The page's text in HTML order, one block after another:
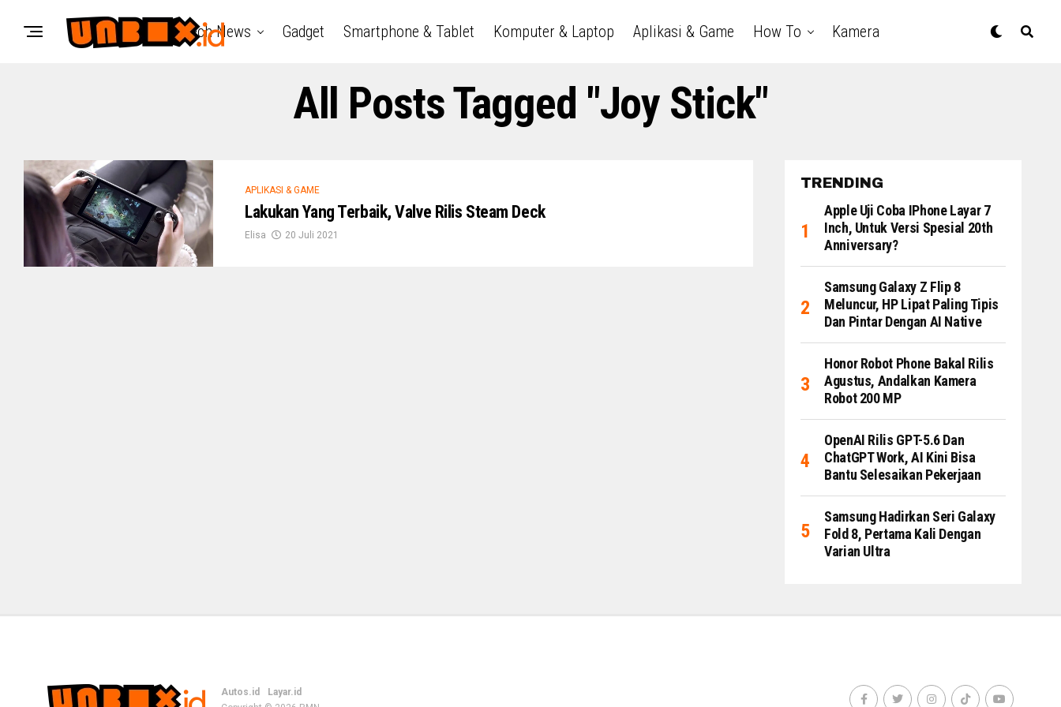
Tech News Gadget Smartphone & Tablet Komputer & Laptop Aplikasi & Game How To Kamera
All Posts Tagged "joy Stick"
APLIKASI & GAME
Lakukan Yang Terbaik, Valve Rilis Steam Deck
Elisa 20 Juli 2021
TRENDING
Apple Uji Coba IPhone Layar 7
Inch, Untuk Versi Spesial 20th
Anniversary?
Samsung Galaxy Z Flip 8
Meluncur, HP Lipat Paling Tipis
Dan Pintar Dengan AI Native
Honor Robot Phone Bakal Rilis
Agustus, Andalkan Kamera
Robot 200 MP
OpenAI Rilis GPT-5.6 Dan
ChatGPT Work, AI Kini Bisa
Bantu Selesaikan Pekerjaan
Samsung Hadirkan Seri Galaxy
Fold 8, Pertama Kali Dengan
Varian Ultra
Autos.id
Layar.id